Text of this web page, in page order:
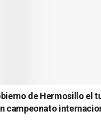
de Hermosillo el
campeonato